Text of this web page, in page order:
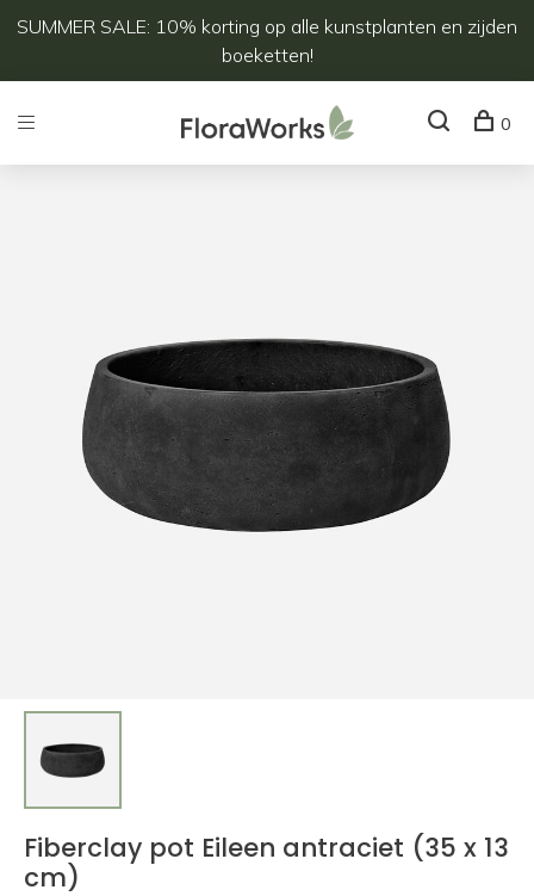
SUMMER SALE: 10% korting op alle kunstplanten en zijden
boeketten!
0
Fiberclay pot Eileen antraciet (35 x 13
cm)